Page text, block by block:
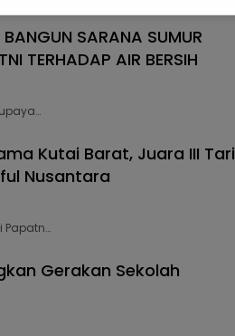
SARANA SUMUR
TERHADAP AIR BERSIH
Kutai Barat, Juara III Tari
Nusantara
Papatn…
Gerakan Sekolah